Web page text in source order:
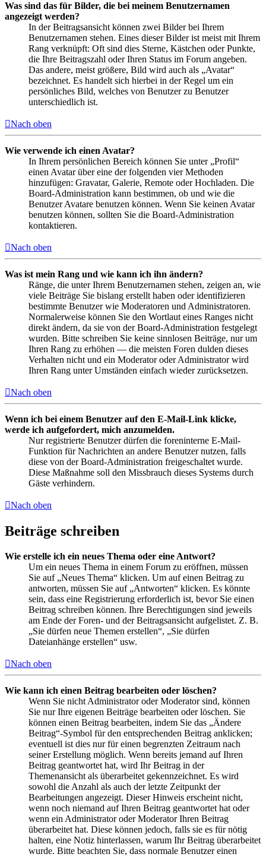
Was sind das für Bilder, die bei meinem Benutzernamen
angezeigt werden?
In der Beitragsansicht können zwei Bilder bei Ihrem
Benutzernamen stehen. Eines dieser Bilder ist meist mit Ihrem
Rang verknüpft: Oft sind dies Sterne, Kästchen oder Punkte,
die Ihre Beitragszahl oder Ihren Status im Forum angeben.
Das andere, meist größere, Bild wird auch als „Avatar“
bezeichnet. Es handelt sich hierbei in der Regel um ein
persönliches Bild, welches von Benutzer zu Benutzer
unterschiedlich ist.
Nach oben
Wie verwende ich einen Avatar?
In Ihrem persönlichen Bereich können Sie unter „Profil“
einen Avatar über eine der folgenden vier Methoden
hinzufügen: Gravatar, Galerie, Remote oder Hochladen. Die
Board-Administration kann bestimmen, ob und wie die
Benutzer Avatare benutzen können. Wenn Sie keinen Avatar
benutzen können, sollten Sie die Board-Administration
kontaktieren.
Nach oben
Was ist mein Rang und wie kann ich ihn ändern?
Ränge, die unter Ihrem Benutzernamen stehen, zeigen an, wie
viele Beiträge Sie bislang erstellt haben oder identifizieren
bestimmte Benutzer wie Moderatoren und Administratoren.
Normalerweise können Sie den Wortlaut eines Ranges nicht
direkt ändern, da sie von der Board-Administration festgelegt
wurden. Bitte schreiben Sie keine sinnlosen Beiträge, nur um
Ihren Rang zu erhöhen — die meisten Foren dulden dieses
Verhalten nicht und ein Moderator oder Administrator wird
Ihren Rang unter Umständen einfach wieder zurücksetzen.
Nach oben
Wenn ich bei einem Benutzer auf den E-Mail-Link klicke,
werde ich aufgefordert, mich anzumelden.
Nur registrierte Benutzer dürfen die foreninterne E-Mail-
Funktion für Nachrichten an andere Benutzer nutzen, falls
diese von der Board-Administration freigeschaltet wurde.
Diese Maßnahme soll den Missbrauch dieses Systems durch
Gäste verhindern.
Nach oben
Beiträge schreiben
Wie erstelle ich ein neues Thema oder eine Antwort?
Um ein neues Thema in einem Forum zu eröffnen, müssen
Sie auf „Neues Thema“ klicken. Um auf einen Beitrag zu
antworten, müssen Sie auf „Antworten“ klicken. Es könnte
sein, dass eine Registrierung erforderlich ist, bevor Sie einen
Beitrag schreiben können. Ihre Berechtigungen sind jeweils
am Ende der Foren- und der Beitragsansicht aufgelistet. Z. B.
„Sie dürfen neue Themen erstellen“, „Sie dürfen
Dateianhänge erstellen“ usw.
Nach oben
Wie kann ich einen Beitrag bearbeiten oder löschen?
Wenn Sie nicht Administrator oder Moderator sind, können
Sie nur Ihre eigenen Beiträge bearbeiten oder löschen. Sie
können einen Beitrag bearbeiten, indem Sie das „Ändere
Beitrag“-Symbol für den entsprechenden Beitrag anklicken;
eventuell ist dies nur für einen begrenzten Zeitraum nach
seiner Erstellung möglich. Wenn bereits jemand auf Ihren
Beitrag geantwortet hat, wird Ihr Beitrag in der
Themenansicht als überarbeitet gekennzeichnet. Es wird
sowohl die Anzahl als auch der letzte Zeitpunkt der
Bearbeitungen angezeigt. Dieser Hinweis erscheint nicht,
wenn noch niemand auf Ihren Beitrag geantwortet hat oder
wenn ein Administrator oder Moderator Ihren Beitrag
überarbeitet hat. Diese können jedoch, falls sie es für nötig
halten, eine Notiz hinterlassen, warum Ihr Beitrag überarbeitet
wurde. Bitte beachten Sie, dass normale Benutzer einen